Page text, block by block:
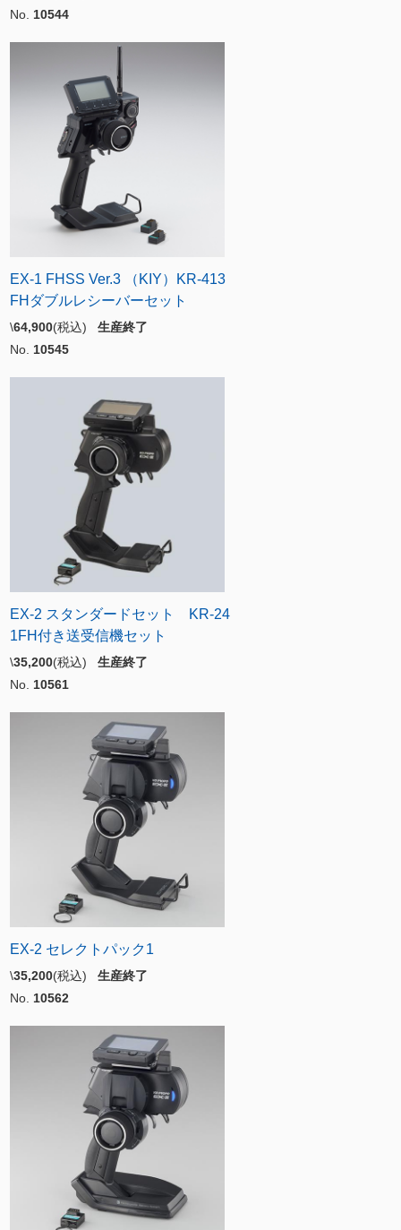
No. 10544
EX-1 FHSS Ver.3 （KIY）KR-413
FHダブルレシーバーセット
\64,900(税込) 生産終了
No. 10545
EX-2 スタンダードセット KR-24
1FH付き送受信機セット
\35,200(税込) 生産終了
No. 10561
EX-2 セレクトパック1
\35,200(税込) 生産終了
No. 10562